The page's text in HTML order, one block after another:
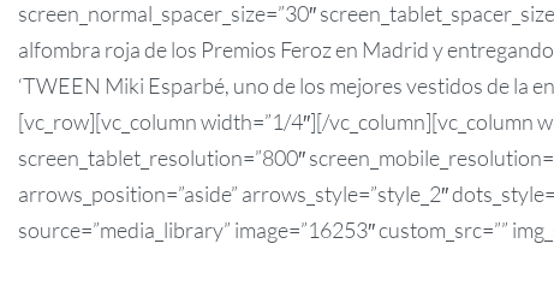
screen_normal_spacer_size=”30″
alfombra roja de los Premios Feroz en Madrid y
‘TWEEN Miki Esparbé, uno de los mejores vestidos de la
[vc_row][vc_column width=”1/4″][/vc_column][vc_column
screen_tablet_resolution=”800″
arrows_position=”aside” arrows_style=”style_2″
source=”media_library” image=”16253″ custom_src=””